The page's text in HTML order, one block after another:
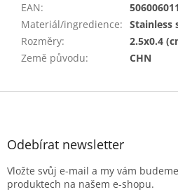
EAN:
Materiál/ingredience: Stainless
Rozměry:
2.5x0.4
Země původu: CHN
Z
Odebírat newsletter
Vložte svůj e-mail a my vám
produktech na našem e-shopu.